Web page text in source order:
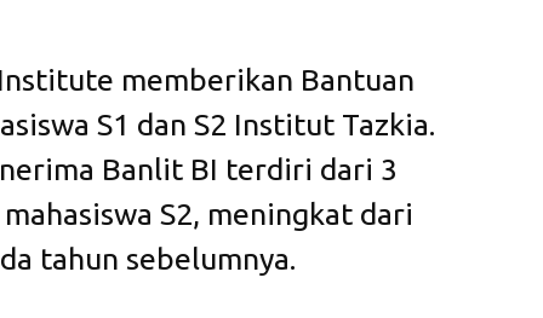
memberikan Bantuan
S1 dan S2 Institut Tazkia.
Banlit BI terdiri dari 3
S2, meningkat dari
tahun sebelumnya.